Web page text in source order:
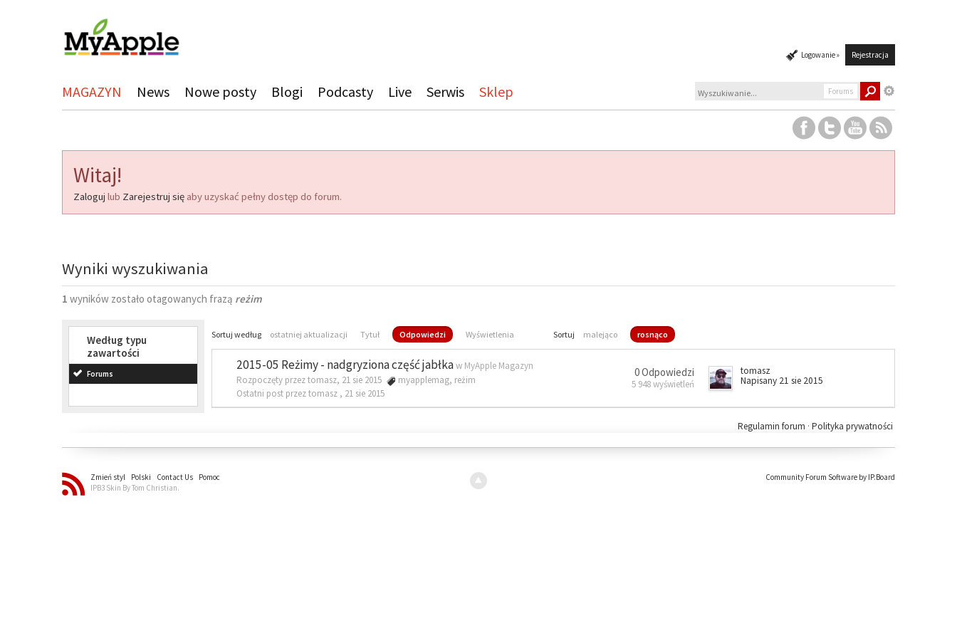
Logowanie » Rejestracja
MAGAZYN News Nowe posty Blogi Podcasty Live Serwis Sklep Forums
Witaj!
Zaloguj lub Zarejestruj się aby uzyskać pełny dostęp do forum.
Wyniki wyszukiwania
1 wyników zostało otagowanych frazą reżim
Według typu
zawartości
Forums
Sortuj według ostatniej aktualizacji Tytuł Odpowiedzi Wyświetlenia Sortuj malejąco rosnąco
2015-05 Reżimy - nadgryziona część jabłkaw MyApple Magazyn
Rozpoczęty przez tomasz, 21 sie 2015
myapplemag, reżim
Ostatni post przez tomasz , 21 sie 2015
0 Odpowiedzi
5 948 wyświetleń
tomasz
Napisany 21 sie 2015
Polityka prywatności
Regulamin forum ·
Zmień styl Polski Contact Us
Pomoc
IPB3 Skin By Tom Christian.
Community Forum Software by IP.Board